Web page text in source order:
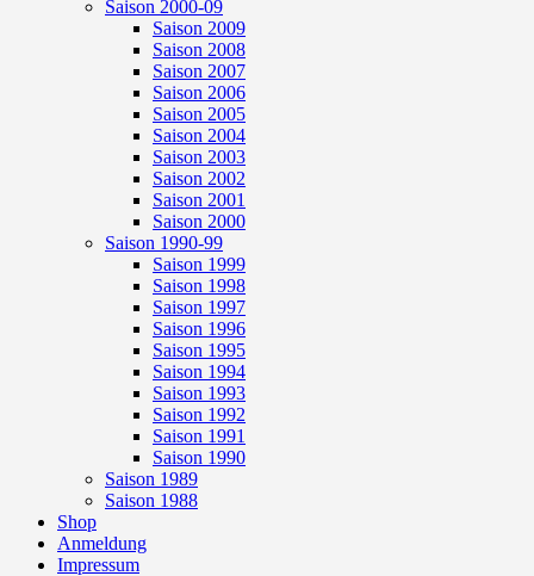
Saison 2000-09
Saison 2009
Saison 2008
Saison 2007
Saison 2006
Saison 2005
Saison 2004
Saison 2003
Saison 2002
Saison 2001
Saison 2000
Saison 1990-99
Saison 1999
Saison 1998
Saison 1997
Saison 1996
Saison 1995
Saison 1994
Saison 1993
Saison 1992
Saison 1991
Saison 1990
Saison 1989
Saison 1988
Shop
Anmeldung
Impressum